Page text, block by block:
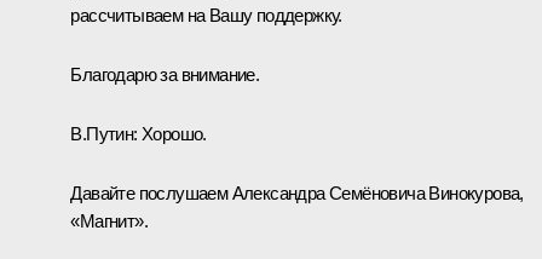
рассчитываем на Вашу поддержку.
Благодарю за внимание.
В.Путин: Хорошо.
Давайте послушаем Александра Семёновича Винокурова,
«Магнит».